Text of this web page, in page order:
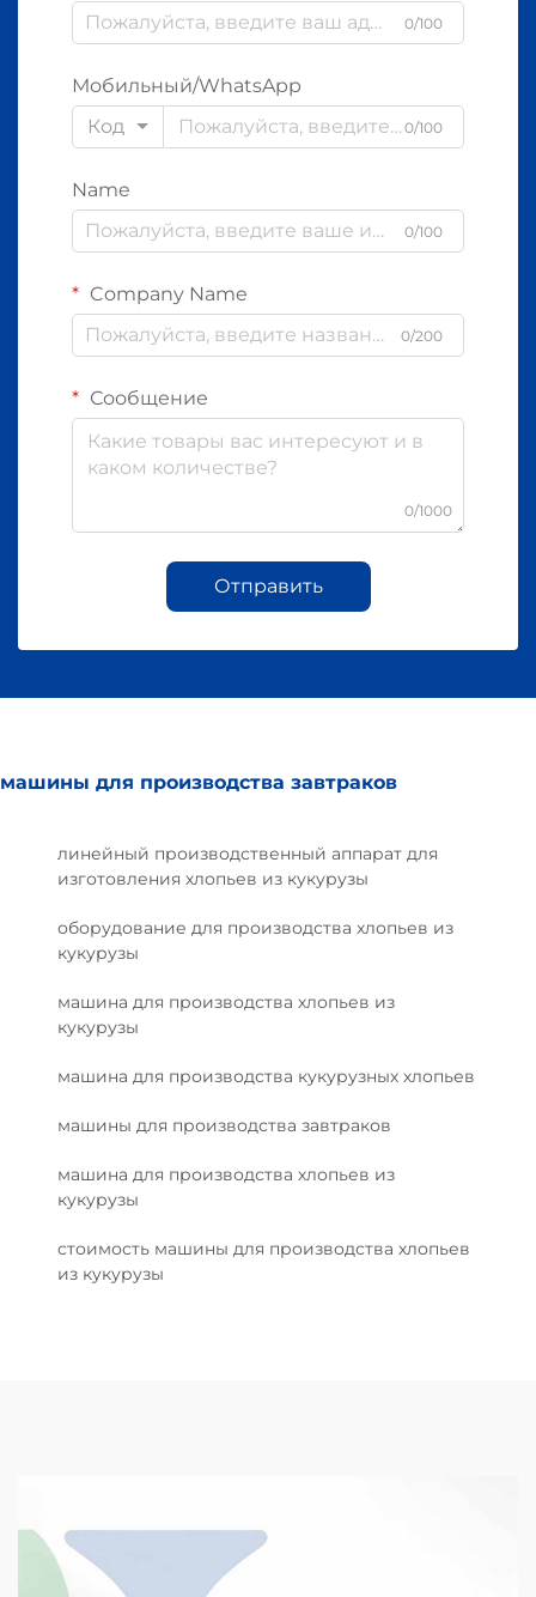
0/100
Мобильный/WhatsApp
Код
0/100
Name
0/100
Company Name
0/200
Сообщение
0/1000
Отправить
машины для производства завтраков
линейный производственный аппарат для
изготовления хлопьев из кукурузы
оборудование для производства хлопьев из
кукурузы
машина для производства хлопьев из
кукурузы
машина для производства кукурузных хлопьев
машины для производства завтраков
машина для производства хлопьев из
кукурузы
стоимость машины для производства хлопьев
из кукурузы